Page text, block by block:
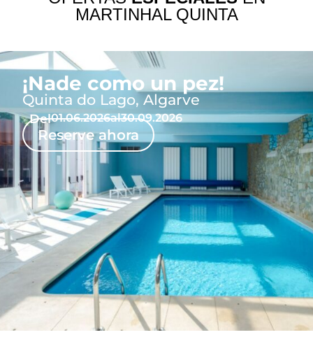
MARTINHAL QUINTA
¡Nade como un pez!
Quinta do Lago, Algarve
Reserve ahora
Del01.06.2026al30.09.2026